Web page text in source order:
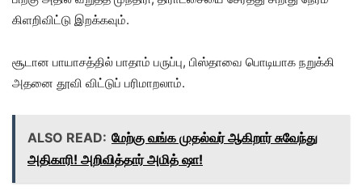
கிளறிவிட்டு இறக்கவும்.
சூடான பாயாசத்தில் பாதாம் பருப்பு, பிஸ்தாவை பொடியாக நறுக்கி
அதனை தூவி விட்டுப் பரிமாறலாம்.
ALSO READ: மேற்கு வங்க முதல்வர் ஆகிறார் சுவேந்து
அதிகாரி! அறிவித்தார் அமித் ஷா!